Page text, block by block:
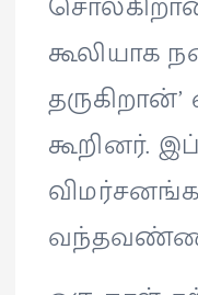
கூலியாக
தருகிறான்’
கூறினர்.